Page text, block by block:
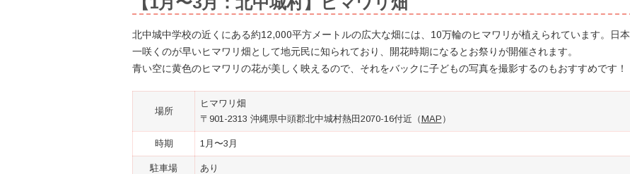
北中城中学校の近くにある約12,000平方メートルの広大な畑には、10万輪のヒマワリが植えられています。日本
一咲くのが早いヒマワリ畑として地元民に知られており、開花時期になるとお祭りが開催されます。
青い空に黄色のヒマワリの花が美しく映えるので、それをバックに子どもの写真を撮影するのもおすすめです！
場所
ヒマワリ畑
〒901-2313 沖縄県中頭郡北中城村熱田2070-16付近（MAP ）
時期 1月〜3月
駐車場 あり